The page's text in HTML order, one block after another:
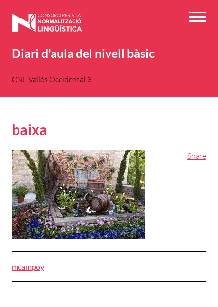
Diari d'aula del nivell bàsic
CNL Vallès Occidental 3
baixa
Share
mcampoy